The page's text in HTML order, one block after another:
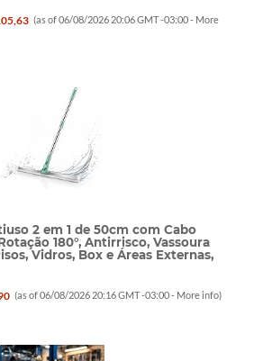
(as of 06/08/2026 20:06 GMT -03:00 - More
2 em 1 de 50cm com Cabo
180°, Antirrisco, Vassoura
Vidros, Box e Áreas Externas,
(as of 06/08/2026 20:16 GMT -03:00 - More info)